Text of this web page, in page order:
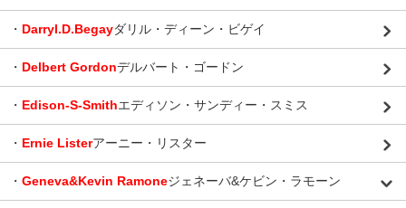
・ Darryl.D.Begayダリル・ディーン・ビゲイ
・ Delbert Gordonデルバート・ゴードン
・ Edison-S-Smithエディソン・サンディー・スミス
・ Ernie Listerアーニー・リスター
・ Geneva&Kevin Ramoneジェネーバ&ケビン・ラモーン